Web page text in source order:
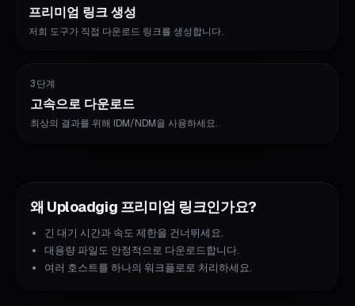
프리미엄 링크 생성
저희 도구가 직접 다운로드 링크를 생성합니다.
3단계
고속으로 다운로드
최상의 결과를 위해 IDM/NDM을 사용하세요.
왜 Uploadgig 프리미엄 링크인가요?
긴 대기 시간과 속도 제한을 건너뛰세요.
대용량 파일도 안정적으로 다운로드합니다.
여러 호스트를 하나의 워크플로로 처리하세요.